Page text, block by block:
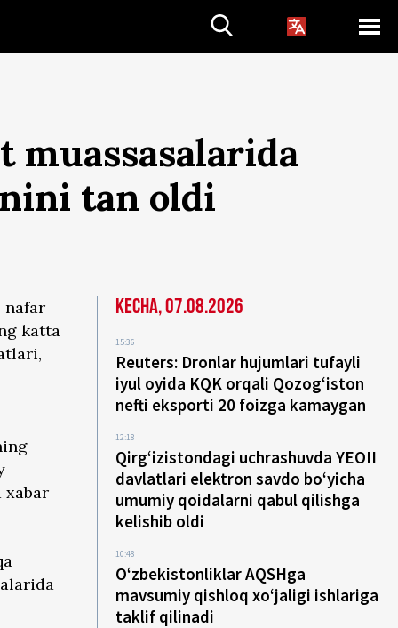
tan oldi
nafar
katta
xabar
Kecha, 07.08.2026
15:36
Reuters: Dronlar hujumlari tufayli
iyul oyida KQK orqali Qozog‘iston
nefti eksporti 20 foizga kamaygan
12:18
Qirg‘izistondagi uchrashuvda YEOII
davlatlari elektron savdo bo‘yicha
umumiy qoidalarni qabul qilishga
kelishib oldi
10:48
O‘zbekistonliklar AQSHga
mavsumiy qishloq xo‘jaligi ishlariga
taklif qilinadi